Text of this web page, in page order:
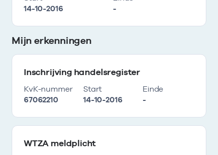
14-10-2016
-
Mijn erkenningen
Inschrijving handelsregister
KvK-nummer
67062210
Start
14-10-2016
Einde
-
WTZA meldplicht